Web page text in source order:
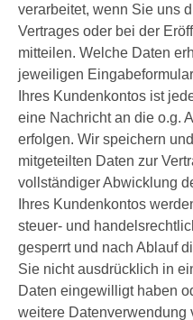
verarbeitet, wenn Sie uns
Vertrages oder bei der
mitteilen. Welche Daten
jeweiligen
Ihres Kundenkontos ist
eine Nachricht an die o.g.
erfolgen. Wir speichern
mitgeteilten Daten zur
vollständiger Abwicklung
Ihres Kundenkontos
steuer- und
gesperrt und nach Ablauf
Sie nicht ausdrücklich in
Daten eingewilligt haben
weitere Datenverwendung